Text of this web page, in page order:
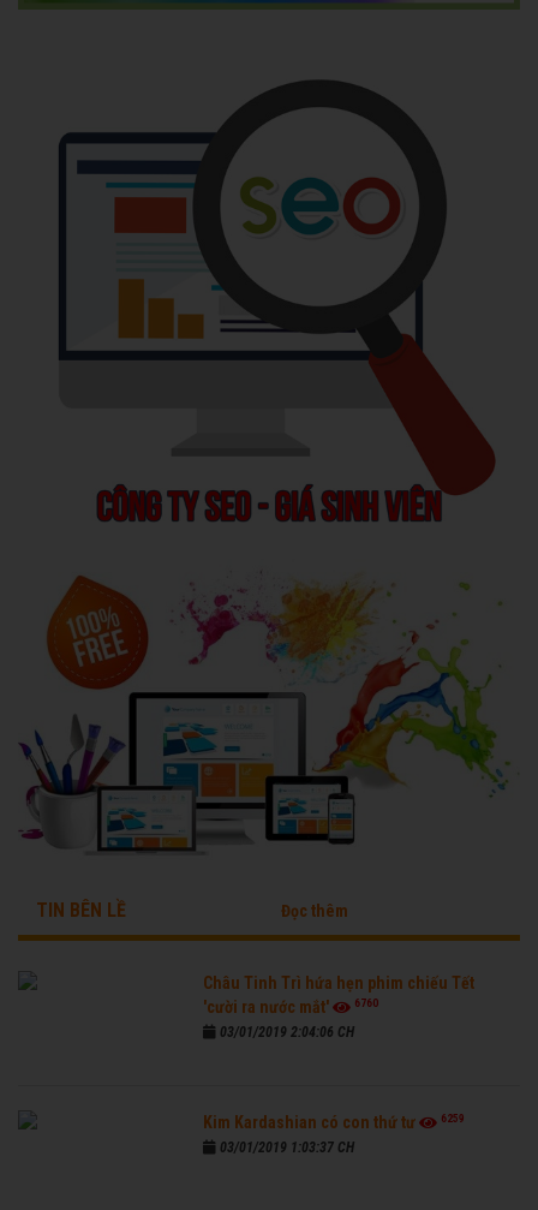
TIN BÊN LỀ Đọc thêm
Châu Tinh Trì hứa hẹn phim chiếu Tết
'cười ra nước mắt'
6760
03/01/2019 2:04:06 CH
Kim Kardashian có con thứ tư 6259
03/01/2019 1:03:37 CH